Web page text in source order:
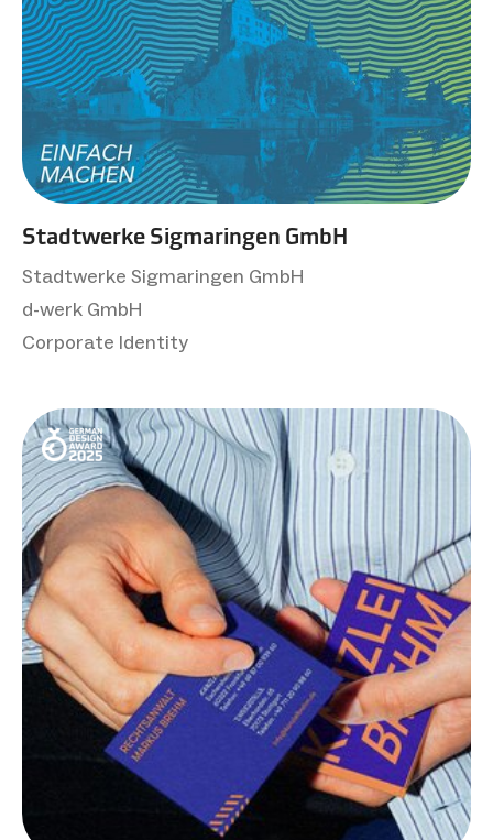
Stadtwerke Sigmaringen GmbH
Stadtwerke Sigmaringen GmbH
d-werk GmbH
Corporate Identity